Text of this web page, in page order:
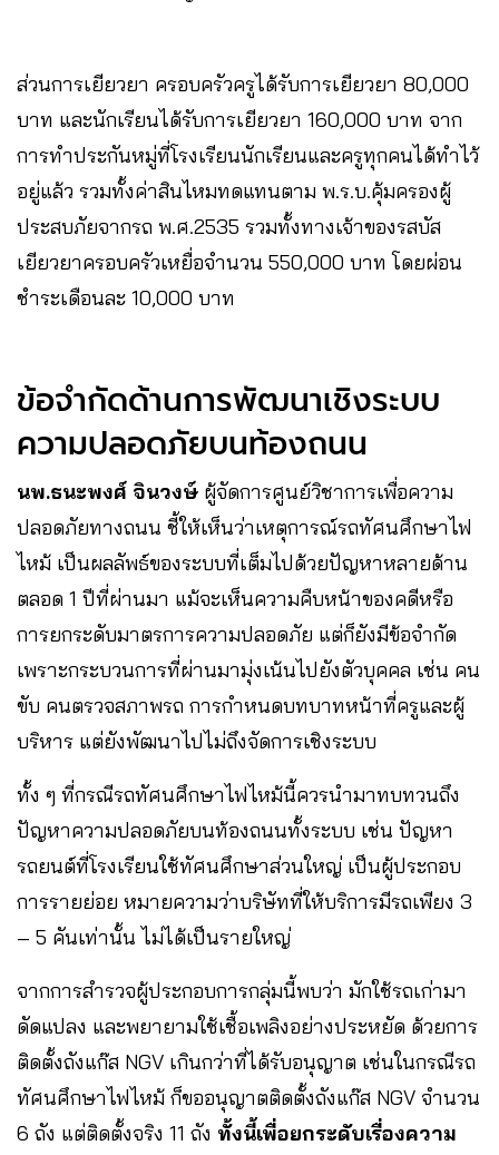
ส่วนการเยียวยา ครอบครัวครูได้รับการเยียวยา 80,000
บาท และนักเรียนได้รับการเยียวยา 160,000 บาท จาก
การทำประกันหมู่ที่โรงเรียนนักเรียนและครูทุกคนได้ทำไว้
อยู่แล้ว รวมทั้งค่าสินไหมทดแทนตาม พ.ร.บ.คุ้มครองผู้
ประสบภัยจากรถ พ.ศ.2535 รวมทั้งทางเจ้าของรสบัส
เยียวยาครอบครัวเหยื่อจำนวน 550,000 บาท โดยผ่อน
ชำระเดือนละ 10,000 บาท
ข้อจำกัดด้านการพัฒนาเชิงระบบ
ความปลอดภัยบนท้องถนน
นพ.ธนะพงศ์ จินวงษ์ ผู้จัดการศูนย์วิชาการเพื่อความ
ปลอดภัยทางถนน ชี้ให้เห็นว่าเหตุการณ์รถทัศนศึกษาไฟ
ไหม้ เป็นผลลัพธ์ของระบบที่เต็มไปด้วยปัญหาหลายด้าน
ตลอด 1 ปีที่ผ่านมา แม้จะเห็นความคืบหน้าของคดีหรือ
การยกระดับมาตรการความปลอดภัย แต่ก็ยังมีข้อจำกัด
เพราะกระบวนการที่ผ่านมามุ่งเน้นไปยังตัวบุคคล เช่น คน
ขับ คนตรวจสภาพรถ การกำหนดบทบาทหน้าที่ครูและผู้
บริหาร แต่ยังพัฒนาไปไม่ถึงจัดการเชิงระบบ
ทั้ง ๆ ที่กรณีรถทัศนศึกษาไฟไหม้นี้ควรนำมาทบทวนถึง
ปัญหาความปลอดภัยบนท้องถนนทั้งระบบ เช่น ปัญหา
รถยนต์ที่โรงเรียนใช้ทัศนศึกษาส่วนใหญ่ เป็นผู้ประกอบ
การรายย่อย หมายความว่าบริษัทที่ให้บริการมีรถเพียง 3
– 5 คันเท่านั้น ไม่ได้เป็นรายใหญ่
จากการสำรวจผู้ประกอบการกลุ่มนี้พบว่า มักใช้รถเก่ามา
ดัดแปลง และพยายามใช้เชื้อเพลิงอย่างประหยัด ด้วยการ
ติดตั้งถังแก๊ส NGV เกินกว่าที่ได้รับอนุญาต เช่นในกรณีรถ
ทัศนศึกษาไฟไหม้ ก็ขออนุญาตติดตั้งถังแก๊ส NGV จำนวน
6 ถัง แต่ติดตั้งจริง 11 ถัง ทั้งนี้เพื่อยกระดับเรื่องความ